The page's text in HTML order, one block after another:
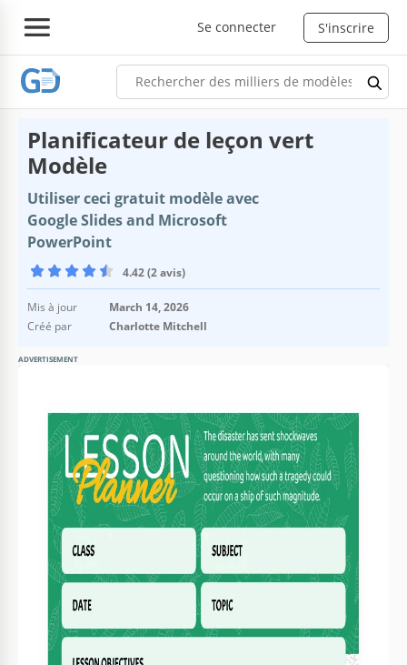
Se connecter S'inscrire
Planificateur de leçon vert
Modèle
Utiliser ceci gratuit modèle avec
Google Slides and Microsoft
PowerPoint
4.42 (2 avis)
Mis à jour
March 14, 2026
Créé par
Charlotte Mitchell
ADVERTISEMENT